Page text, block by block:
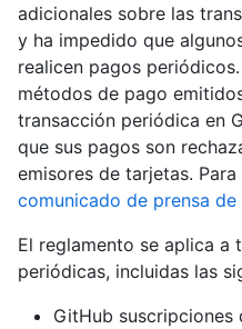
adicionales sobre las
y ha impedido que
realicen pagos
métodos de pago
transacción periódica en
que sus pagos son
emisores de tarjetas.
comunicado de prensa de
El reglamento se aplica a
periódicas, incluidas las
GitHub suscripciones